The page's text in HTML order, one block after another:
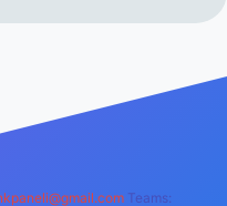
Teams: